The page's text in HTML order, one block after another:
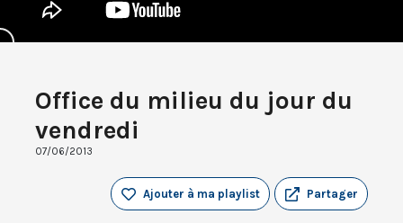
Office du milieu du jour du
vendredi
07/06/2013
Partager
Ajouter à ma playlist